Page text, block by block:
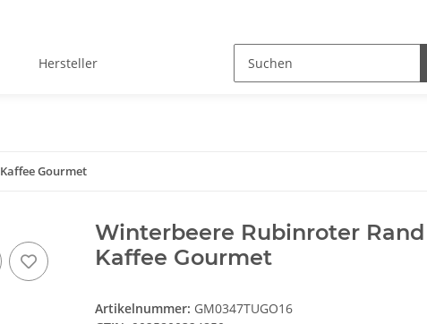
Hersteller
Gourmet
Winterbeere Rubinroter
Kaffee Gourmet
Artikelnummer: GM0347TUGO16